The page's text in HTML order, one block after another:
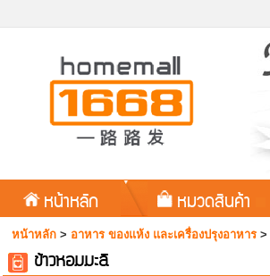
หน้าหลัก หมวดสินค้า
หน้าหลัก > อาหาร ของแห้ง และเครื่องปรุงอาหาร >
ข้าวหอมมะลิ